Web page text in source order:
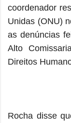
coordenador
Unidas (ONU)
as denúncias
Alto
Direitos
Rocha disse